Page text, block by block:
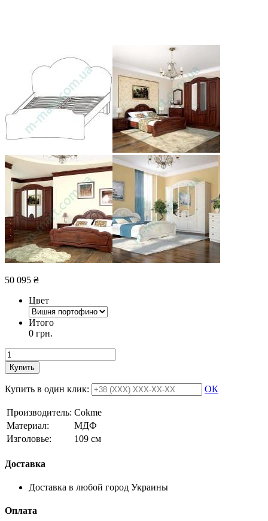
50 095 ₴
Цвет
Итого
0 грн.
Купить
Купить в один клик: ОК
Производитель: Cokme
Материал:
МДФ
Изголовье:
109 см
Доставка
Доставка в любой город Украины
Оплата